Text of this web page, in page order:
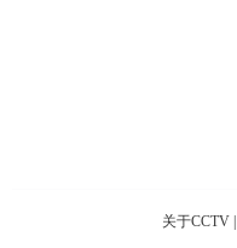
关于CCTV